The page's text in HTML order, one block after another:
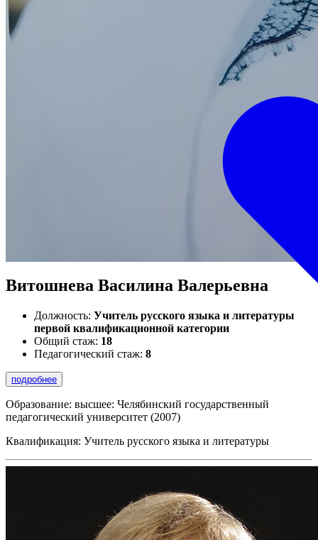
Витошнева Василина Валерьевна
Должность: Учитель русского языка и литературы
первой квалификационной категории
Общий стаж: 18
Педагогический стаж: 8
подробнее
Образование: высшее: Челябинский государственный
педагогический университет (2007)
Квалификация: Учитель русского языка и литературы